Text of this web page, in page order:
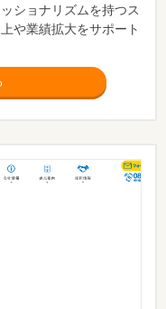
ショナリズムを持つス
や業績拡大をサポート